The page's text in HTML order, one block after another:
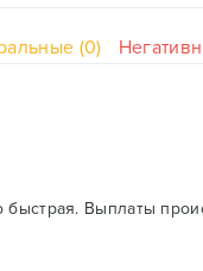
(0)
Выплаты